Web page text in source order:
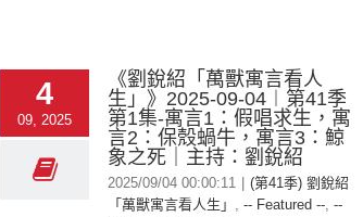
4
09, 2025
《劉銳紹「萬獸寓言看人
生」》2025-09-04︱第41季
第1集-寓言1：假唱求生，寓
言2：保殼蝸牛，寓言3：鯨
象之死｜主持：劉銳紹
2025/09/04 00:00:11
(第41季) 劉銳紹
「萬獸寓言看人生」 , -- Featured --, --